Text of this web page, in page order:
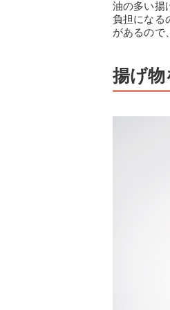
油の多い揚
負担になる
があるので
揚げ物